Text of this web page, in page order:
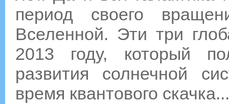
период своего
Вселенной. Эти три
2013 году, который
развития солнечной
время квантового